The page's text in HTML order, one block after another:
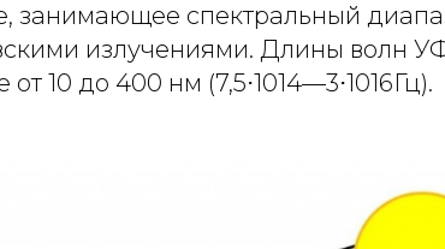
занимающее спектральный
излучениями. Длины волн
10 до 400 нм (7,5⋅1014—3⋅1016Гц).